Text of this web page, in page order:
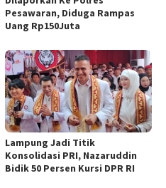
Pesawaran, Diduga Rampas
Uang Rp150Juta
Lampung Jadi Titik
Konsolidasi PRI, Nazaruddin
Bidik 50 Persen Kursi DPR RI